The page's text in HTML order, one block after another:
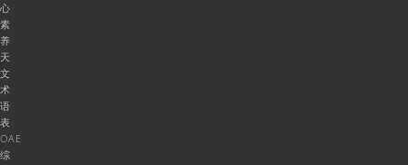
心
素
养
天
文
术
语
表
OAE
综